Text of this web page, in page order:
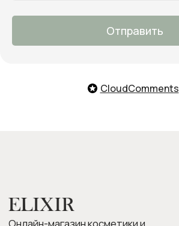
Отправить
CloudComments
О нас
ответим на все вопросы и примем